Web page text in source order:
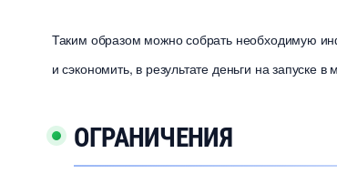
Таким образом можно собрать необходимую
и сэкономить, в результате деньги на запуске
ОГРАНИЧЕНИЯ